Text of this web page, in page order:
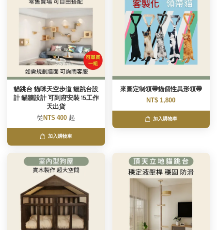
貓跳台 貓咪天空步道 貓跳台設
計 貓牆設計 可到府安裝 15工作
天出貨
從 NT$ 400 起
加入購物車
來圖定制領帶貓個性異形領帶
NT$ 1,800
加入購物車